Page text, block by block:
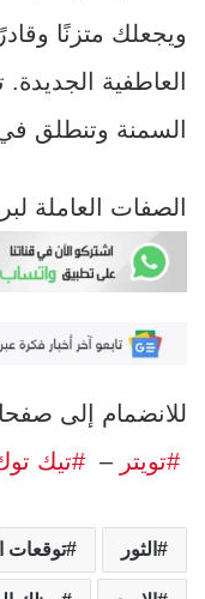
ويجعلك متزنًا
العاطفية
السمنة وتنطلق
الصفات العاملة
للانضمام إلى
#تويتر – #تيك
الثور توقعات